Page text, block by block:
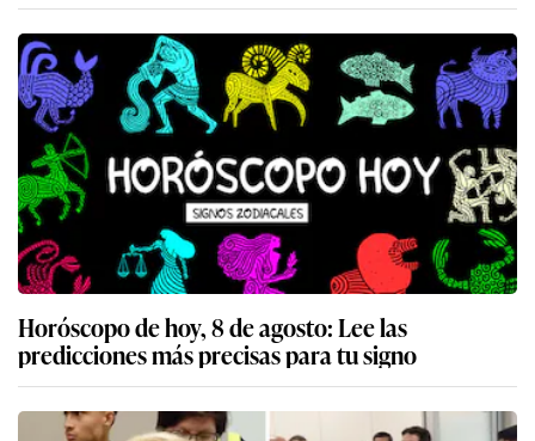
Horóscopo de hoy, 8 de agosto: Lee las
predicciones más precisas para tu signo